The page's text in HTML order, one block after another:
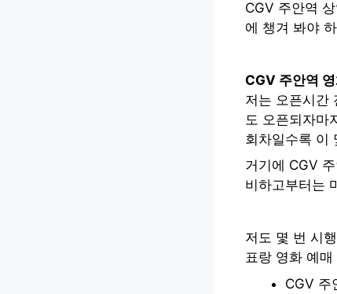
CGV 주안역
에 챙겨 봐야
CGV 주안역
저는 오픈시간
도 오픈되자마
회차일수록 이
거기에 CGV
비하고부터는
저도 몇 번 시
표랑 영화 예
CGV 주